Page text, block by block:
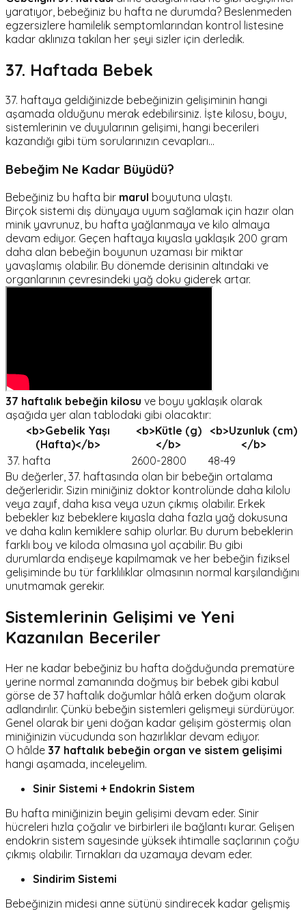
yaratıyor, bebeğiniz bu hafta ne durumda? Beslenmeden
egzersizlere hamilelik semptomlarından kontrol listesine
kadar aklınıza takılan her şeyi sizler için derledik.
37. Haftada Bebek
37. haftaya geldiğinizde bebeğinizin gelişiminin hangi
aşamada olduğunu merak edebilirsiniz. İşte kilosu, boyu,
sistemlerinin ve duyularının gelişimi, hangi becerileri
kazandığı gibi tüm sorularınızın cevapları…
Bebeğim Ne Kadar Büyüdü?
Bebeğiniz bu hafta bir marul boyutuna ulaştı.
Birçok sistemi dış dünyaya uyum sağlamak için hazır olan
minik yavrunuz, bu hafta yağlanmaya ve kilo almaya
devam ediyor. Geçen haftaya kıyasla yaklaşık 200 gram
daha alan bebeğin boyunun uzaması bir miktar
yavaşlamış olabilir. Bu dönemde derisinin altındaki ve
organlarının çevresindeki yağ doku giderek artar.
37 haftalık bebeğin kilosu ve boyu yaklaşık olarak
aşağıda yer alan tablodaki gibi olacaktır:
<b>Gebelik Yaşı
(Hafta)</b>
<b>Kütle (g)
</b>
<b>Uzunluk (cm)
</b>
37. hafta
2600-2800
48-49
Bu değerler, 37. haftasında olan bir bebeğin ortalama
değerleridir. Sizin miniğiniz doktor kontrolünde daha kilolu
veya zayıf, daha kısa veya uzun çıkmış olabilir. Erkek
bebekler kız bebeklere kıyasla daha fazla yağ dokusuna
ve daha kalın kemiklere sahip olurlar. Bu durum bebeklerin
farklı boy ve kiloda olmasına yol açabilir. Bu gibi
durumlarda endişeye kapılmamak ve her bebeğin fiziksel
gelişiminde bu tür farklılıklar olmasının normal karşılandığını
unutmamak gerekir.
Sistemlerinin Gelişimi ve Yeni
Kazanılan Beceriler
Her ne kadar bebeğiniz bu hafta doğduğunda prematüre
yerine normal zamanında doğmuş bir bebek gibi kabul
görse de 37 haftalık doğumlar hâlâ erken doğum olarak
adlandırılır. Çünkü bebeğin sistemleri gelişmeyi sürdürüyor.
Genel olarak bir yeni doğan kadar gelişim göstermiş olan
miniğinizin vücudunda son hazırlıklar devam ediyor.
O hâlde 37 haftalık bebeğin organ ve sistem gelişimi
hangi aşamada, inceleyelim.
Sinir Sistemi + Endokrin Sistem
Bu hafta miniğinizin beyin gelişimi devam eder. Sinir
hücreleri hızla çoğalır ve birbirleri ile bağlantı kurar. Gelişen
endokrin sistem sayesinde yüksek ihtimalle saçlarının çoğu
çıkmış olabilir. Tırnakları da uzamaya devam eder.
Sindirim Sistemi
Bebeğinizin midesi anne sütünü sindirecek kadar gelişmiş